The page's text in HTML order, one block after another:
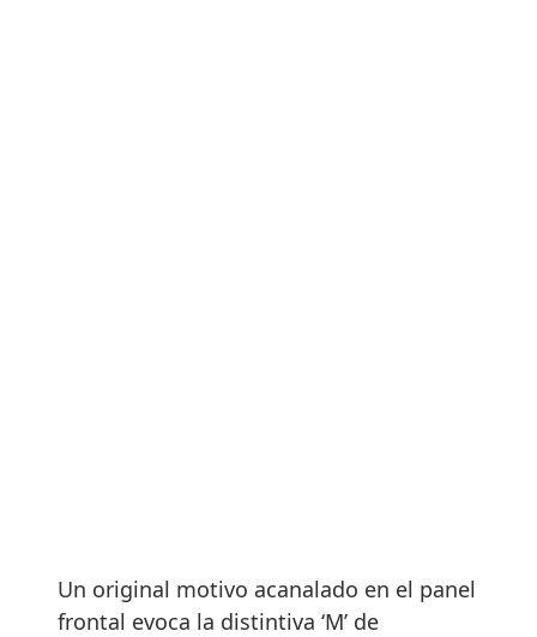
Un original motivo acanalado en el panel
frontal evoca la distintiva ‘M’ de